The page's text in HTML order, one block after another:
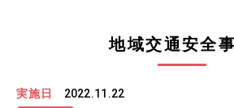
地域交通安全
実施日 2022.11.22